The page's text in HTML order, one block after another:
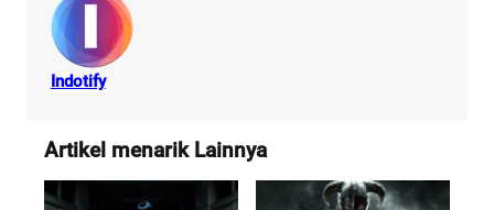
Indotify
Artikel menarik Lainnya